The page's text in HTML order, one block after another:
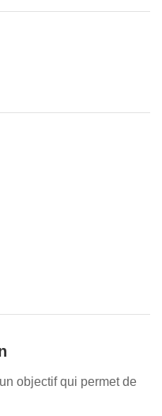
objectif qui permet de